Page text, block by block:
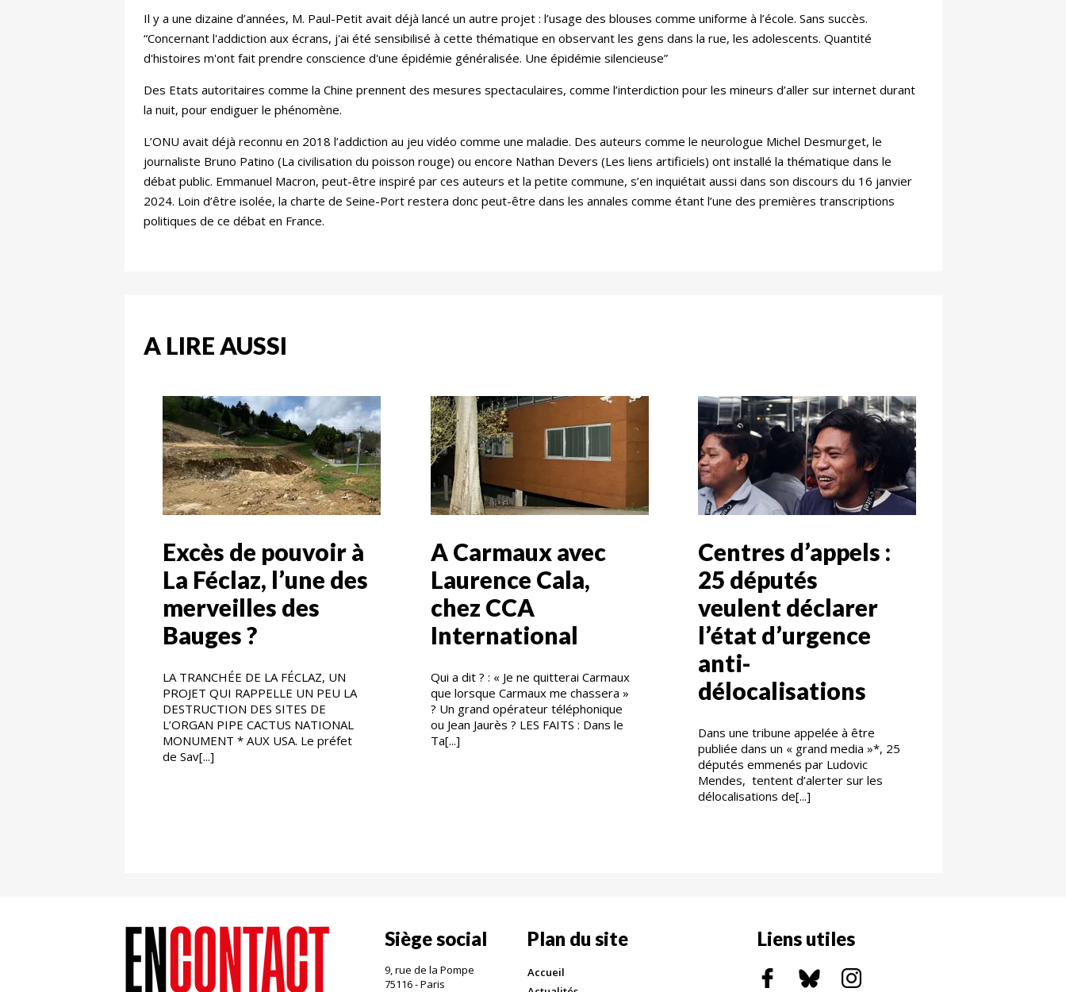
Il y a une dizaine d’années, M. Paul-Petit avait déjà lancé un autre projet : l’usage des blouses comme uniforme à l’école. Sans succès.
“Concernant l'addiction aux écrans, j'ai été sensibilisé à cette thématique en observant les gens dans la rue, les adolescents. Quantité
d'histoires m'ont fait prendre conscience d'une épidémie généralisée. Une épidémie silencieuse”
Des Etats autoritaires comme la Chine prennent des mesures spectaculaires, comme l’interdiction pour les mineurs d’aller sur internet durant
la nuit, pour endiguer le phénomène.
L’ONU avait déjà reconnu en 2018 l’addiction au jeu vidéo comme une maladie. Des auteurs comme le neurologue Michel Desmurget, le
journaliste Bruno Patino (La civilisation du poisson rouge) ou encore Nathan Devers (Les liens artificiels) ont installé la thématique dans le
débat public. Emmanuel Macron, peut-être inspiré par ces auteurs et la petite commune, s’en inquiétait aussi dans son discours du 16 janvier
2024. Loin d’être isolée, la charte de Seine-Port restera donc peut-être dans les annales comme étant l’une des premières transcriptions
politiques de ce débat en France.
A LIRE AUSSI
Excès de pouvoir à
La Féclaz, l’une des
merveilles des
Bauges ?
LA TRANCHÉE DE LA FÉCLAZ, UN
PROJET QUI RAPPELLE UN PEU LA
DESTRUCTION DES SITES DE
L’ORGAN PIPE CACTUS NATIONAL
MONUMENT * AUX USA. Le préfet
de Sav[...]
A Carmaux avec
Laurence Cala,
chez CCA
International
Qui a dit ? : « Je ne quitterai Carmaux
que lorsque Carmaux me chassera »
? Un grand opérateur téléphonique
ou Jean Jaurès ? LES FAITS : Dans le
Ta[...]
Centres d’appels :
25 députés
veulent déclarer
l’état d’urgence
anti-
délocalisations
Dans une tribune appelée à être
publiée dans un « grand media »*, 25
députés emmenés par Ludovic
Mendes, tentent d’alerter sur les
délocalisations de[...]
Siège social
9, rue de la Pompe
75116 - Paris
Plan du site
Accueil
Liens utiles